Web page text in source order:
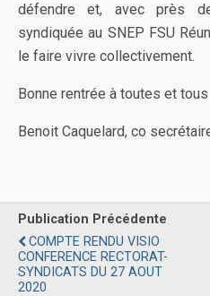
défendre et, avec près
syndiquée au SNEP FSU
le faire vivre collectivement.
Bonne rentrée à toutes et tous
Benoit Caquelard, co
Publication Précédente
COMPTE RENDU VISIO
CONFERENCE RECTORAT-
SYNDICATS DU 27 AOUT
2020